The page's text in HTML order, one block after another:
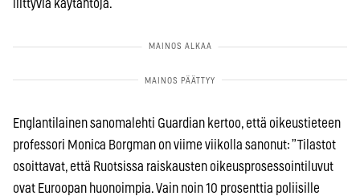
liittyviä käytäntöjä.
Englantilainen sanomalehti Guardian kertoo, että oikeustieteen
professori Monica Borgman on viime viikolla sanonut: ”Tilastot
osoittavat, että Ruotsissa raiskausten oikeusprosessointiluvut
ovat Euroopan huonoimpia. Vain noin 10 prosenttia poliisille